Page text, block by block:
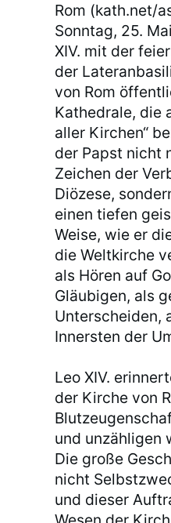
Rom (kath.net/
Sonntag, 25.
XIV. mit der
der
von Rom
Kathedrale, die
aller Kirchen“
der Papst nicht
Zeichen der
Diözese,
einen tiefen
Weise, wie er
die Weltkirche
als Hören auf
Gläubigen, als
Unterscheiden,
Innersten der
Leo XIV.
der Kirche von
und unzähligen
Die große
nicht
und dieser